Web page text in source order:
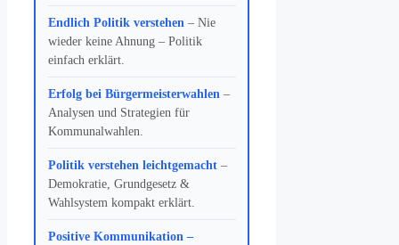
Endlich Politik verstehen– Nie
wieder keine Ahnung – Politik
einfach erklärt.
Erfolg bei Bürgermeisterwahlen–
Analysen und Strategien für
Kommunalwahlen.
Politik verstehen leichtgemacht–
Demokratie, Grundgesetz &
Wahlsystem kompakt erklärt.
Positive Kommunikation –